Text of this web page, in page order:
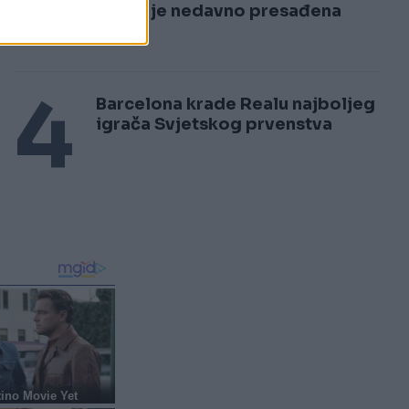
kojem je nedavno presađena
4
Barcelona krade Realu najboljeg
igrača Svjetskog prvenstva